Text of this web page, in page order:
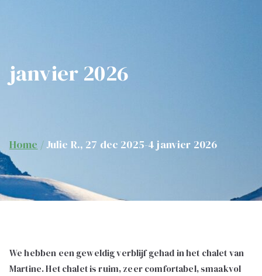
janvier 2026
Home Julie R., 27 dec 2025-4 janvier 2026
We hebben een geweldig verblijf gehad in het chalet van
Martine. Het chalet is ruim, zeer comfortabel, smaakvol